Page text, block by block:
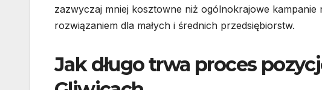
zazwyczaj mniej kosztowne niż ogólnokrajowe
rozwiązaniem dla małych i średnich przedsiębiorstw.
Jak długo trwa proces